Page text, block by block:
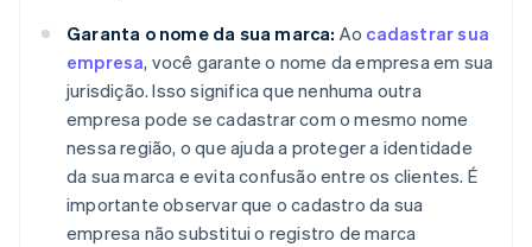
Garanta o nome da sua marca: Ao cadastrar sua
empresa, você garante o nome da empresa em sua
jurisdição. Isso significa que nenhuma outra
empresa pode se cadastrar com o mesmo nome
nessa região, o que ajuda a proteger a identidade
da sua marca e evita confusão entre os clientes. É
importante observar que o cadastro da sua
empresa não substitui o registro de marca